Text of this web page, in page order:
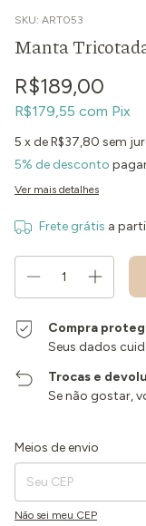
SKU: ART053
Manta
R$189,00
R$179,55 com Pix
5 x deR$37,80 sem
5% de desconto
Ver mais detalhes
Frete grátis a
Compra
Seus dados
Trocas e
Se não gostar,
Entregas para o CEP:
Meios de envio
Não sei meu CEP